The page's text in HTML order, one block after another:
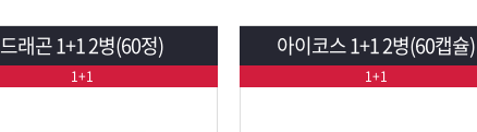
드래곤 1+1 2병(60정)
1+1
아이코스 1+1 2병(60캡슐)
1+1